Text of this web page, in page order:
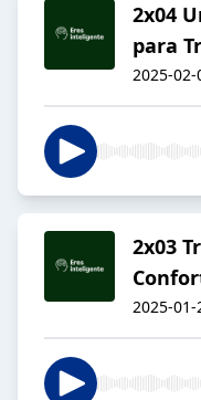
2x04
para
2025-02-
2x03
2025-01-